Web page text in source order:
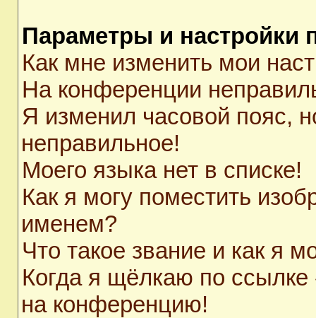
Параметры и настройки
Как мне изменить мои
На конференции
Я изменил часовой пояс,
неправильное!
Моего языка нет в списке!
Как я могу поместить
именем?
Что такое звание и как я
Когда я щёлкаю по ссылке
на конференцию!